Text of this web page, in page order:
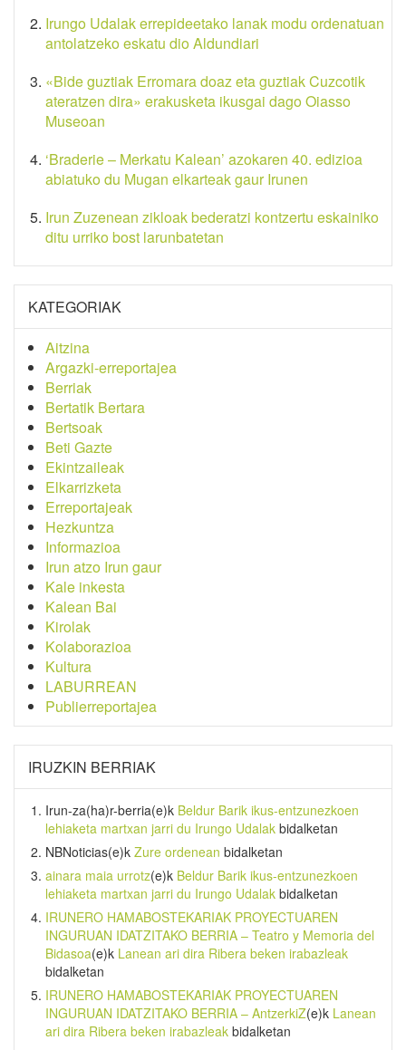
Irungo Udalak errepideetako lanak modu ordenatuan
antolatzeko eskatu dio Aldundiari
«Bide guztiak Erromara doaz eta guztiak Cuzcotik
ateratzen dira» erakusketa ikusgai dago Oiasso
Museoan
‘Braderie – Merkatu Kalean’ azokaren 40. edizioa
abiatuko du Mugan elkarteak gaur Irunen
Irun Zuzenean zikloak bederatzi kontzertu eskainiko
ditu urriko bost larunbatetan
KATEGORIAK
Aitzina
Argazki-erreportajea
Berriak
Bertatik Bertara
Bertsoak
Beti Gazte
Ekintzaileak
Elkarrizketa
Erreportajeak
Hezkuntza
Informazioa
Irun atzo Irun gaur
Kale inkesta
Kalean Bai
Kirolak
Kolaborazioa
Kultura
LABURREAN
Publierreportajea
IRUZKIN BERRIAK
Irun-za(ha)r-berria(e)k Beldur Barik ikus-entzunezkoen
lehiaketa martxan jarri du Irungo Udalak bidalketan
NBNoticias(e)k Zure ordenean bidalketan
ainara maia urrotz(e)k Beldur Barik ikus-entzunezkoen
lehiaketa martxan jarri du Irungo Udalak bidalketan
IRUNERO HAMABOSTEKARIAK PROYECTUAREN
INGURUAN IDATZITAKO BERRIA – Teatro y Memoria del
Bidasoa(e)k Lanean ari dira Ribera beken irabazleak
bidalketan
IRUNERO HAMABOSTEKARIAK PROYECTUAREN
INGURUAN IDATZITAKO BERRIA – AntzerkiZ(e)k Lanean
ari dira Ribera beken irabazleak bidalketan